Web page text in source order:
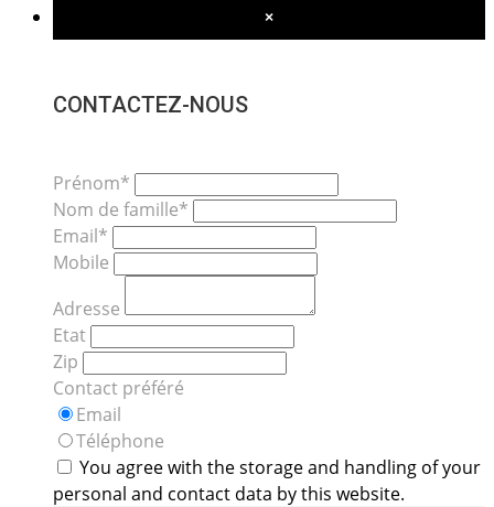
×
CONTACTEZ-NOUS
Prénom*
Nom de famille*
Email*
Mobile
Adresse
Etat
Zip
Contact préféré
Email
Téléphone
You agree with the storage and handling of your
personal and contact data by this website.